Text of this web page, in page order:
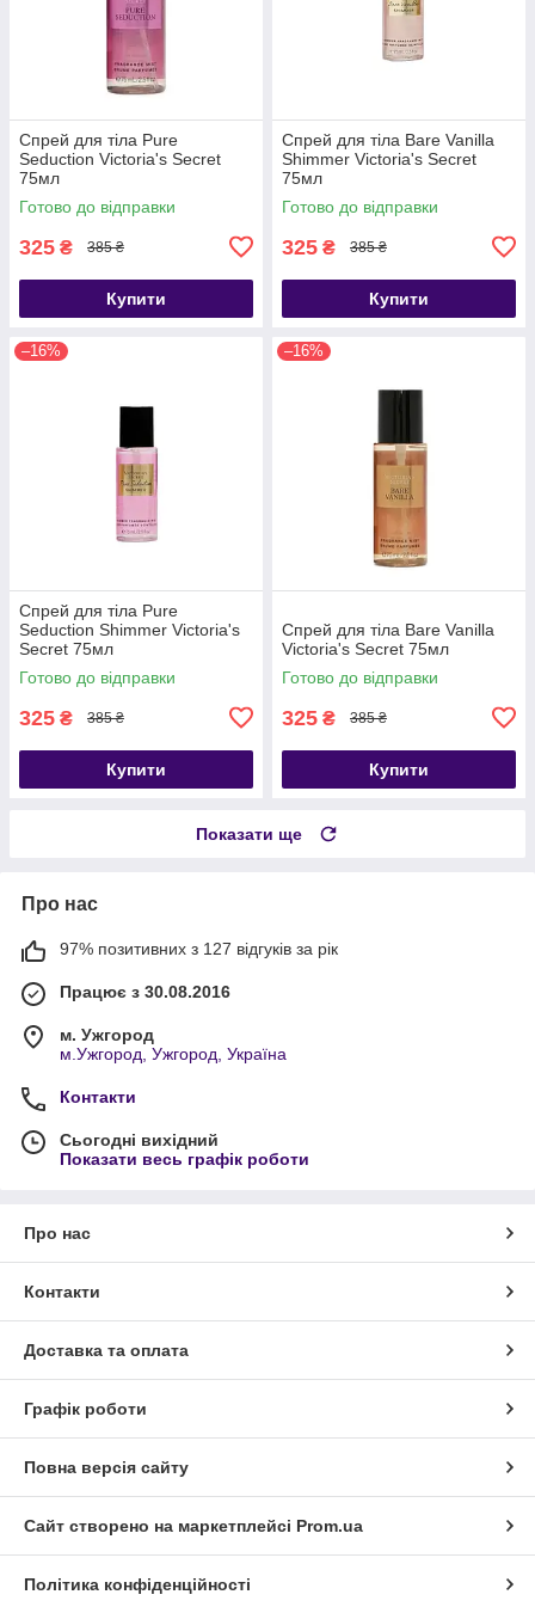
Спрей для тіла Pure
Seduction Victoria's Secret
75мл
Готово до відправки
325 ₴ 385 ₴
Купити
Спрей для тіла Bare Vanilla
Shimmer Victoria's Secret
75мл
Готово до відправки
325 ₴ 385 ₴
Купити
–16%
Спрей для тіла Pure
Seduction Shimmer Victoria's
Secret 75мл
Готово до відправки
325 ₴ 385 ₴
Купити
–16%
Спрей для тіла Bare Vanilla
Victoria's Secret 75мл
Готово до відправки
325 ₴ 385 ₴
Купити
Показати ще
Про нас
97% позитивних з 127 відгуків за рік
Працює з 30.08.2016
м. Ужгород
м.Ужгород, Ужгород, Україна
Контакти
Сьогодні вихідний
Показати весь графік роботи
Про нас
Контакти
Доставка та оплата
Графік роботи
Повна версія сайту
Сайт створено на маркетплейсі Prom.ua
Політика конфіденційності